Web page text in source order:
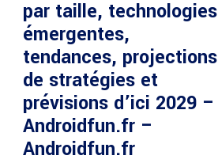
par taille, technologies
émergentes,
tendances, projections
de stratégies et
prévisions d’ici 2029 –
Androidfun.fr –
Androidfun.fr